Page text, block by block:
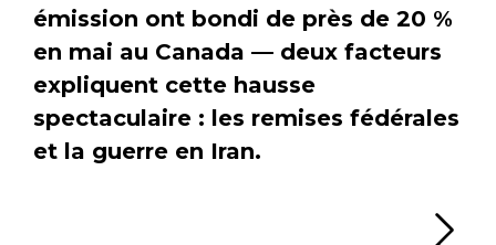
émission ont bondi de près de 20 %
en mai au Canada — deux facteurs
expliquent cette hausse
spectaculaire : les remises fédérales
et la guerre en Iran.